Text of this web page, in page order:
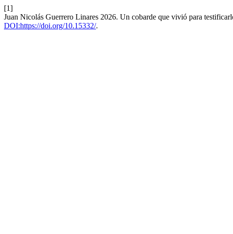
[1]
Juan Nicolás Guerrero Linares 2026. Un cobarde que vivió para
DOI:https://doi.org/10.15332/.